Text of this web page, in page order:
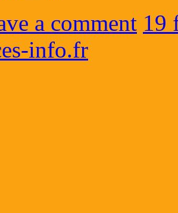
a comment 19
info.fr